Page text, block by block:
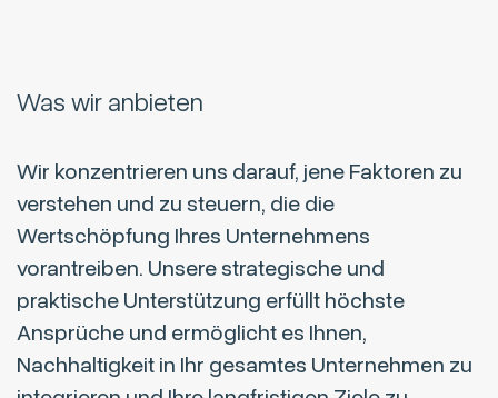
Was wir anbieten
Wir konzentrieren uns darauf, jene Faktoren zu
verstehen und zu steuern, die die
Wertschöpfung Ihres Unternehmens
vorantreiben. Unsere strategische und
praktische Unterstützung erfüllt höchste
Ansprüche und ermöglicht es Ihnen,
Nachhaltigkeit in Ihr gesamtes Unternehmen zu